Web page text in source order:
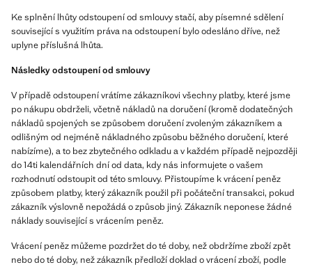
Ke splnění lhůty odstoupení od smlouvy stačí, aby písemné sdělení
související s využitím práva na odstoupení bylo odesláno dříve, než
uplyne příslušná lhůta.
Následky odstoupení od smlouvy
V případě odstoupení vrátíme zákazníkovi všechny platby, které jsme
po nákupu obdrželi, včetně nákladů na doručení (kromě dodatečných
nákladů spojených se způsobem doručení zvoleným zákazníkem a
odlišným od nejméně nákladného způsobu běžného doručení, které
nabízíme), a to bez zbytečného odkladu a v každém případě nejpozději
do 14ti kalendářních dní od data, kdy nás informujete o vašem
rozhodnutí odstoupit od této smlouvy. Přistoupíme k vrácení peněz
způsobem platby, který zákazník použil při počáteční transakci, pokud
zákazník výslovně nepožádá o způsob jiný. Zákazník neponese žádné
náklady související s vrácením peněz.
Vrácení peněz můžeme pozdržet do té doby, než obdržíme zboží zpět
nebo do té doby, než zákazník předloží doklad o vrácení zboží, podle